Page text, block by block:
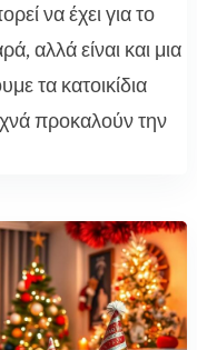
να έχει για το
αλλά είναι και μια
τα κατοικίδια
προκαλούν την